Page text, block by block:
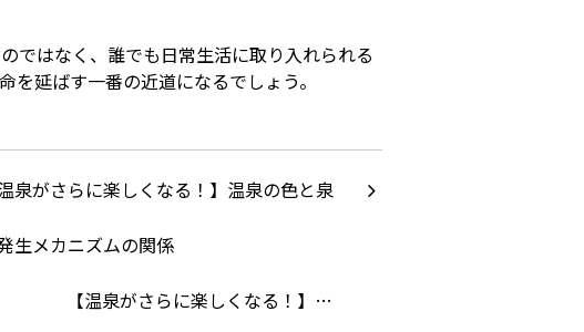
ではなく、誰でも日常生活に取り入れられる
延ばす一番の近道になるでしょう。
【温泉がさらに楽しくなる！】…